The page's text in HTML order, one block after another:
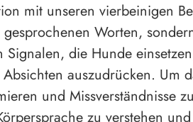
mit unseren vierbeinigen
Worten,
Signalen, die Hunde
auszudrücken. Um
und Missverständnisse
zu verstehen